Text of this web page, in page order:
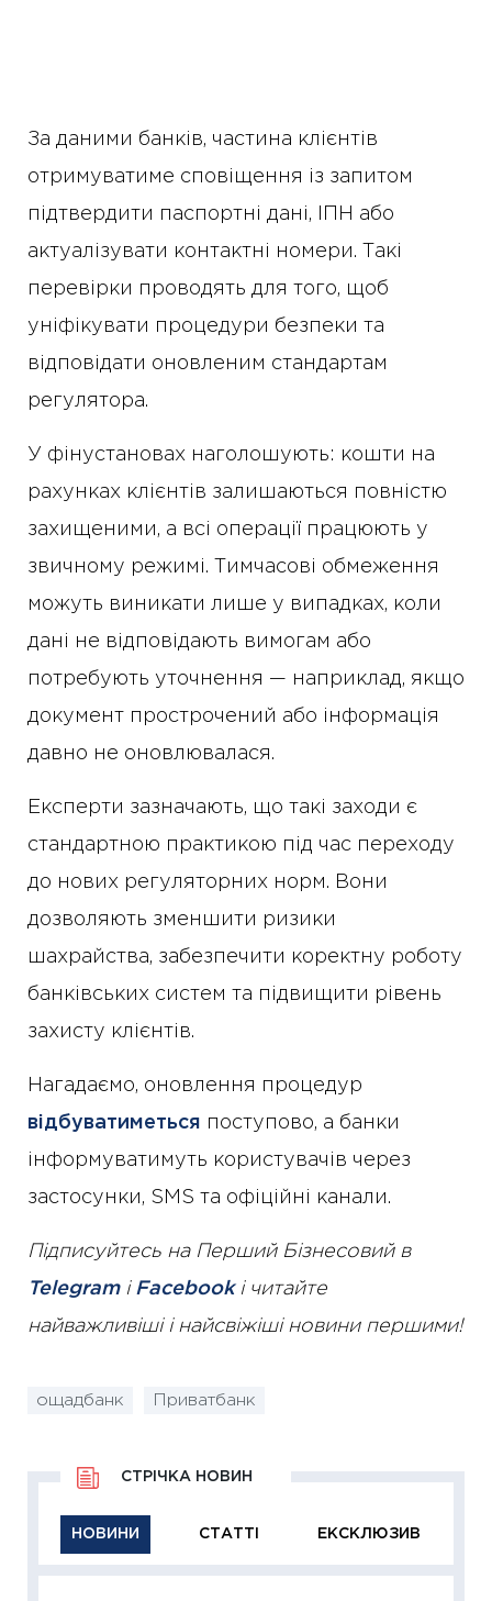
За даними банків, частина клієнтів
отримуватиме сповіщення із запитом
підтвердити паспортні дані, ІПН або
актуалізувати контактні номери. Такі
перевірки проводять для того, щоб
уніфікувати процедури безпеки та
відповідати оновленим стандартам
регулятора.
У фінустановах наголошують: кошти на
рахунках клієнтів залишаються повністю
захищеними, а всі операції працюють у
звичному режимі. Тимчасові обмеження
можуть виникати лише у випадках, коли
дані не відповідають вимогам або
потребують уточнення — наприклад, якщо
документ прострочений або інформація
давно не оновлювалася.
Експерти зазначають, що такі заходи є
стандартною практикою під час переходу
до нових регуляторних норм. Вони
дозволяють зменшити ризики
шахрайства, забезпечити коректну роботу
банківських систем та підвищити рівень
захисту клієнтів.
Нагадаємо, оновлення процедур
відбуватиметься поступово, а банки
інформуватимуть користувачів через
застосунки, SMS та офіційні канали.
Підписуйтесь на Перший Бізнесовий в
Telegramі Facebookі читайте
найважливіші і найсвіжіші новини першими!
ощадбанк Приватбанк
НОВИНИ СТАТТІ ЕКСКЛЮЗИВ
СТРІЧКА НОВИН